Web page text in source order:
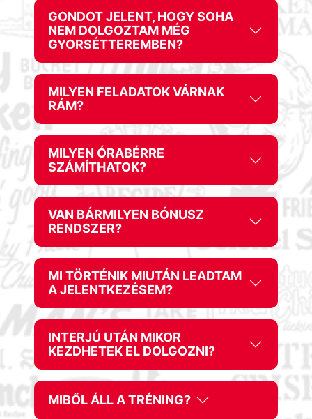
GONDOT JELENT, HOGY SOHA
NEM DOLGOZTAM MÉG
GYORSÉTTEREMBEN?
MILYEN FELADATOK VÁRNAK
RÁM?
MILYEN ÓRABÉRRE
SZÁMÍTHATOK?
VAN BÁRMILYEN BÓNUSZ
RENDSZER?
MI TÖRTÉNIK MIUTÁN LEADTAM
A JELENTKEZÉSEM?
INTERJÚ UTÁN MIKOR
KEZDHETEK EL DOLGOZNI?
MIBŐL ÁLL A TRÉNING?